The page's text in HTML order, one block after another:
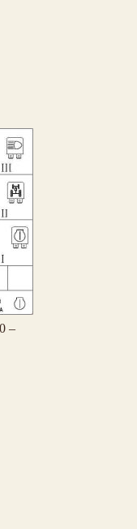
–